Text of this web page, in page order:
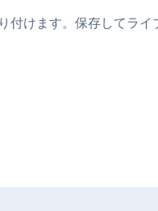
けます。保存してラ